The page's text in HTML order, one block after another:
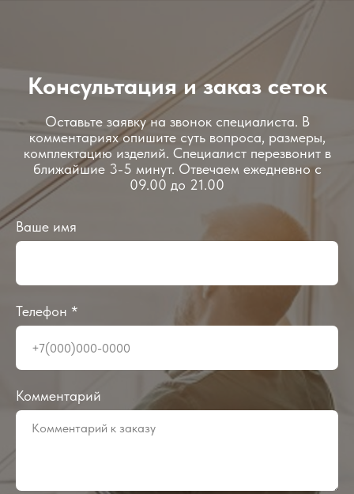
Консультация и заказ сеток
Оставьте заявку на звонок специалиста. В
комментариях опишите суть вопроса, размеры,
комплектацию изделий. Специалист перезвонит в
ближайшие 3-5 минут. Отвечаем ежедневно с
09.00 до 21.00
Ваше имя
Телефон *
Комментарий